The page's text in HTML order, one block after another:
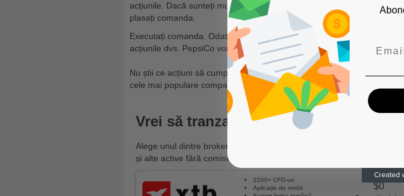
acțiunile. Dacă sunteți mulțumit de preț, introduceți cantitatea de
plasați comanda.
Executați comanda. Odată ce ați plasat comanda, brokerul dvs. o va
acțiunile dvs. PepsiCo vor fi listate în contul dvs. Felicitări, tocmai ați
Nu știi ce acțiuni să cumperi? Ei bine, peaceastă paginăvei găsi toate
cele mai populare companii în care poți investi.
Vrei să tranzacționezi?
Alege unul dintre brokerii recomandați mai jos și tranzacționează
și alte active fără comision.
2200+ CFD-uri
Aplicație de mobil
$0